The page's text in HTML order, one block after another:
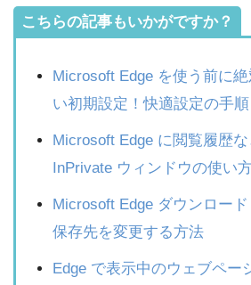
こちらの記事もいかがですか？
Microsoft Edge を使う前に
い初期設定！快適設定の手順
Microsoft Edge に閲覧履歴
InPrivate ウィンドウの使い
Microsoft Edge ダウンロー
保存先を変更する方法
Edge で表示中のウェブペー